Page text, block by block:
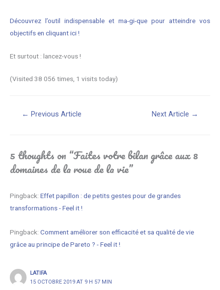
Découvrez l’outil indispensable et ma-gi-que pour atteindre vos
objectifs en cliquant ici !
Et surtout : lancez-vous !
(Visited 38 056 times, 1 visits today)
Navigation
l’article
← Previous Article Next Article →
5 thoughts on “Faites votre bilan grâce aux 8
domaines de la roue de la vie”
Pingback: Effet papillon : de petits gestes pour de grandes
transformations - Feel it !
Pingback: Comment améliorer son efficacité et sa qualité de vie
grâce au principe de Pareto ? - Feel it !
LATIFA
15 OCTOBRE 2019 AT 9 H 57 MIN